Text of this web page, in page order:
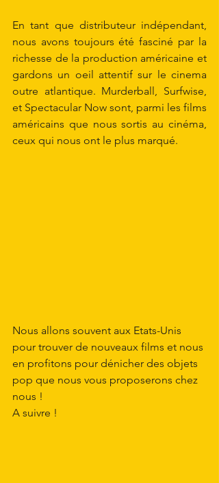
En tant que distributeur indépendant,
nous avons toujours été fasciné par la
richesse de la production américaine et
gardons un oeil attentif sur le cinema
outre atlantique. Murderball, Surfwise,
et Spectacular Now sont, parmi les films
américains que nous sortis au cinéma,
ceux qui nous ont le plus marqué.
Nous allons souvent aux Etats-Unis
pour trouver de nouveaux films et nous
en profitons pour dénicher des objets
pop que nous vous proposerons chez
nous !
A suivre !